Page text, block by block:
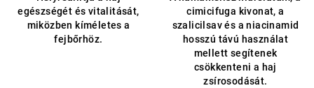
egészségét és vitalitását,
miközben kíméletes a
fejbőrhöz.
cimicifuga kivonat, a
szalicilsav és a niacinamid
hosszú távú használat
mellett segítenek
csökkenteni a haj
zsírosodását.